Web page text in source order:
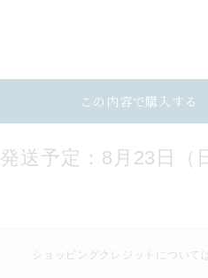
この内容で購入する
発送予定：8月23日（
ショッピングクレジットについて